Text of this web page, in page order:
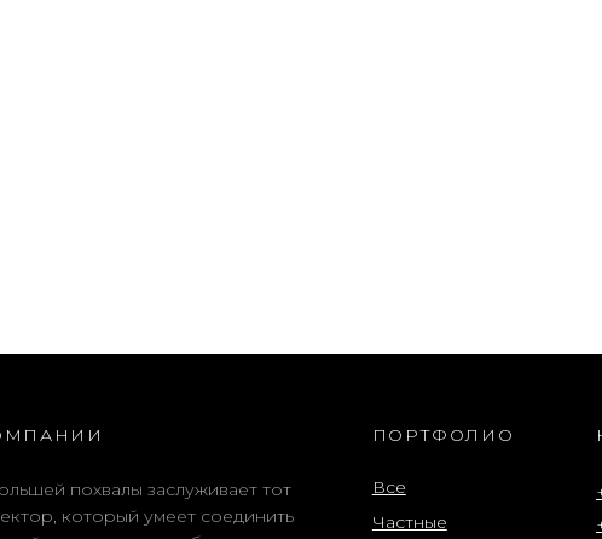
похвалы заслуживает тот
который умеет соединить
ПОРТФОЛИО
Все
Частные